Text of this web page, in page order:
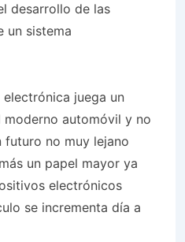
desarrollo de las
un sistema
juega un
automóvil y no
futuro no muy lejano
un papel mayor ya
electrónicos
se incrementa día a